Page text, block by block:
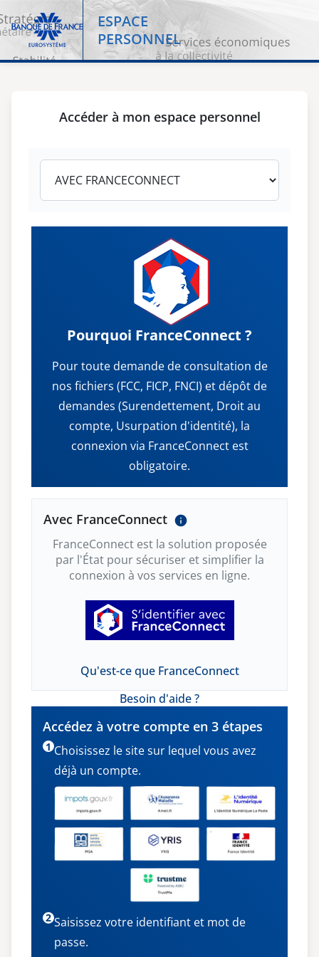
Banque de France
ESPACE
PERSONNEL
Accéder à mon espace personnel
Pourquoi FranceConnect ?
Pour toute demande de consultation de
nos fichiers (FCC, FICP, FNCI) et dépôt de
demandes (Surendettement, Droit au
compte, Usurpation d'identité), la
connexion via FranceConnect est
obligatoire.
Avec FranceConnect
FranceConnect est la solution proposée
par l'État pour sécuriser et simplifier la
connexion à vos services en ligne.
Qu'est-ce que FranceConnect
Besoin d'aide ?
Accédez à votre compte en 3 étapes
1 Choisissez le site sur lequel vous avez
déjà un compte.
2 Saisissez votre identifiant et mot de
passe.